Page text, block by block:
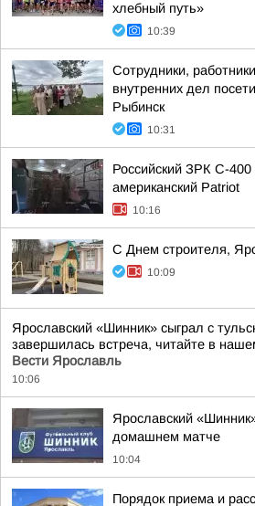
хлебный путь»
10:39
Сотрудники,
внутренних дел
Рыбинск
10:31
Российский ЗРК С-
американский Patriot
10:16
С Днем строителя,
10:09
Ярославский «Шинник» сыграл с
завершилась встреча, читайте в
Вести Ярославль
10:06
Ярославский
домашнем матче
10:04
Порядок приема и